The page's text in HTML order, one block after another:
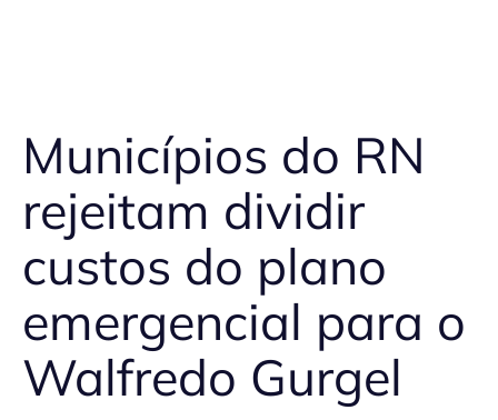
Municípios do RN
rejeitam dividir
custos do plano
emergencial para o
Walfredo Gurgel